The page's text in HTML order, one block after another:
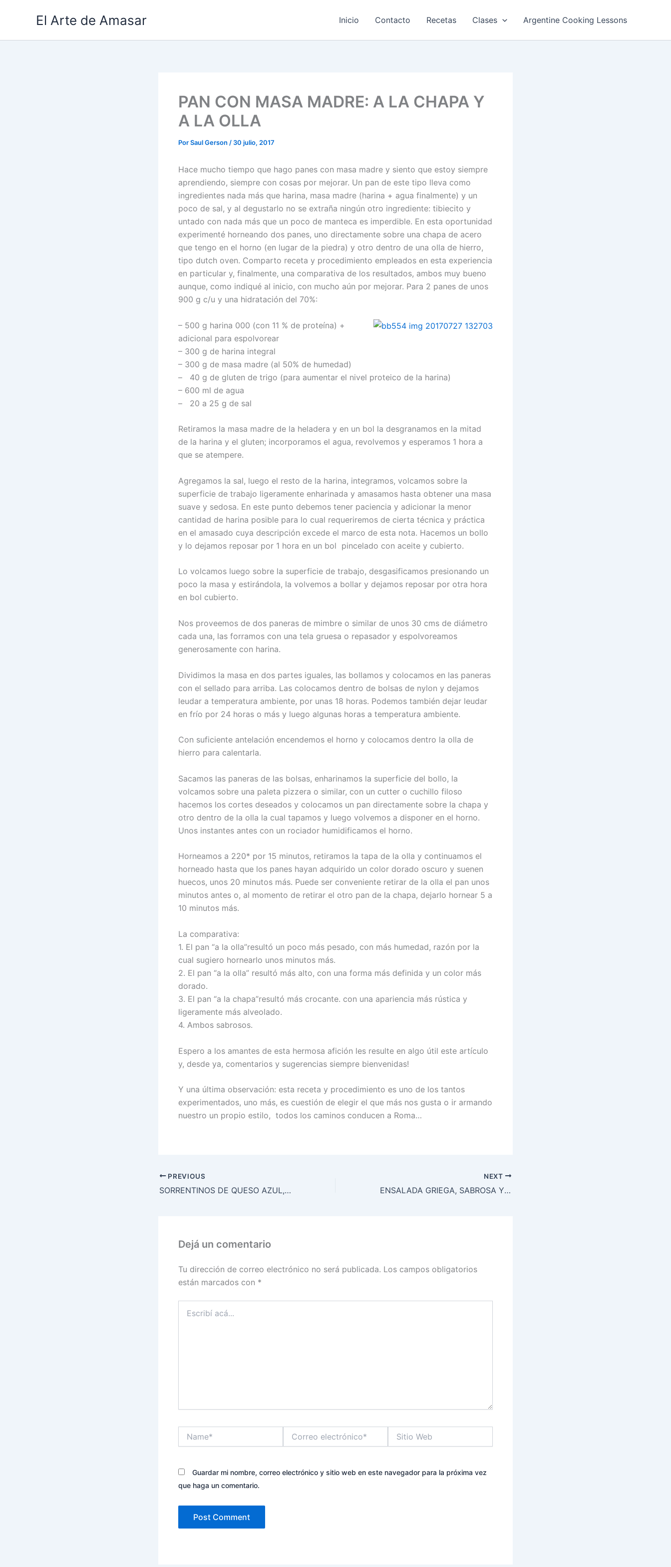
El Arte de Amasar Inicio Contacto Recetas Clases Argentine Cooking Lessons
PAN CON MASA MADRE: A LA CHAPA Y
A LA OLLA
PorSaul Gerson / 30 julio, 2017
Hace mucho tiempo que hago panes con masa madre y siento que estoy siempre
aprendiendo, siempre con cosas por mejorar. Un pan de este tipo lleva como
ingredientes nada más que harina, masa madre (harina + agua finalmente) y un
poco de sal, y al degustarlo no se extraña ningún otro ingrediente: tibiecito y
untado con nada más que un poco de manteca es imperdible. En esta oportunidad
experimenté horneando dos panes, uno directamente sobre una chapa de acero
que tengo en el horno (en lugar de la piedra) y otro dentro de una olla de hierro,
tipo dutch oven. Comparto receta y procedimiento empleados en esta experiencia
en particular y, finalmente, una comparativa de los resultados, ambos muy bueno
aunque, como indiqué al inicio, con mucho aún por mejorar. Para 2 panes de unos
900 g c/u y una hidratación del 70%:
– 500 g harina 000 (con 11 % de proteína) +
adicional para espolvorear
– 300 g de harina integral
– 300 g de masa madre (al 50% de humedad)
– 40 g de gluten de trigo (para aumentar el nivel proteico de la harina)
– 600 ml de agua
– 20 a 25 g de sal
Retiramos la masa madre de la heladera y en un bol la desgranamos en la mitad
de la harina y el gluten; incorporamos el agua, revolvemos y esperamos 1 hora a
que se atempere.
Agregamos la sal, luego el resto de la harina, integramos, volcamos sobre la
superficie de trabajo ligeramente enharinada y amasamos hasta obtener una masa
suave y sedosa. En este punto debemos tener paciencia y adicionar la menor
cantidad de harina posible para lo cual requeriremos de cierta técnica y práctica
en el amasado cuya descripción excede el marco de esta nota. Hacemos un bollo
y lo dejamos reposar por 1 hora en un bol pincelado con aceite y cubierto.
Lo volcamos luego sobre la superficie de trabajo, desgasificamos presionando un
poco la masa y estirándola, la volvemos a bollar y dejamos reposar por otra hora
en bol cubierto.
Nos proveemos de dos paneras de mimbre o similar de unos 30 cms de diámetro
cada una, las forramos con una tela gruesa o repasador y espolvoreamos
generosamente con harina.
Dividimos la masa en dos partes iguales, las bollamos y colocamos en las paneras
con el sellado para arriba. Las colocamos dentro de bolsas de nylon y dejamos
leudar a temperatura ambiente, por unas 18 horas. Podemos también dejar leudar
en frío por 24 horas o más y luego algunas horas a temperatura ambiente.
Con suficiente antelación encendemos el horno y colocamos dentro la olla de
hierro para calentarla.
Sacamos las paneras de las bolsas, enharinamos la superficie del bollo, la
volcamos sobre una paleta pizzera o similar, con un cutter o cuchillo filoso
hacemos los cortes deseados y colocamos un pan directamente sobre la chapa y
otro dentro de la olla la cual tapamos y luego volvemos a disponer en el horno.
Unos instantes antes con un rociador humidificamos el horno.
Horneamos a 220* por 15 minutos, retiramos la tapa de la olla y continuamos el
horneado hasta que los panes hayan adquirido un color dorado oscuro y suenen
huecos, unos 20 minutos más. Puede ser conveniente retirar de la olla el pan unos
minutos antes o, al momento de retirar el otro pan de la chapa, dejarlo hornear 5 a
10 minutos más.
La comparativa:
1. El pan “a la olla”resultó un poco más pesado, con más humedad, razón por la
cual sugiero hornearlo unos minutos más.
2. El pan “a la olla” resultó más alto, con una forma más definida y un color más
dorado.
3. El pan “a la chapa”resultó más crocante. con una apariencia más rústica y
ligeramente más alveolado.
4. Ambos sabrosos.
Espero a los amantes de esta hermosa afición les resulte en algo útil este artículo
y, desde ya, comentarios y sugerencias siempre bienvenidas!
Y una última observación: esta receta y procedimiento es uno de los tantos
experimentados, uno más, es cuestión de elegir el que más nos gusta o ir armando
nuestro un propio estilo, todos los caminos conducen a Roma…
PREVIOUS
SORRENTINOS DE QUESO AZUL, RICOTA Y PARMESANO, CON MANTECA A LA SALVIA Y NUECES
NEXT
ENSALADA GRIEGA, SABROSA Y FÁCIL DE PREPARAR
Dejá un comentario
Tu dirección de correo electrónico no será publicada. Los campos obligatorios
están marcados con *
acá...
electrónico*
Web
Guardar mi nombre, correo electrónico y sitio web en este navegador para la próxima vez
que haga un comentario.